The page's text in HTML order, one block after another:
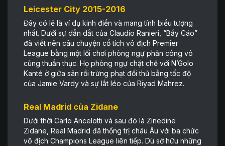
Leicester City 2015-2016
Đây có lẽ là ví dụ kinh điển và mang tính biểu tượng
nhất. Dưới sự dẫn dắt của Claudio Ranieri, “Bầy Cáo”
đã viết nên câu chuyện cổ tích vô địch Premier
League bằng một lối chơi phòng ngự phản công vô
cùng thuần thục. Họ phòng ngự chặt chẽ với N’Golo
Kanté ở giữa sân rồi trừng phạt đối thủ bằng tốc độ
của Jamie Vardy và sự lắt léo của Riyad Mahrez.
Real Madrid của Zidane
Dưới thời Carlo Ancelotti và sau đó là Zinedine
Zidane, Real Madrid đã thống trị châu Âu với ba chức
vô địch Champions League liên tiếp. Dù sở hữu những